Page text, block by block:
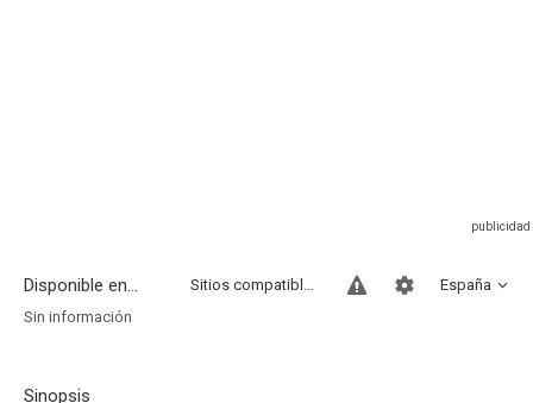
Disponible en... España
Sitios compatibles
Sin información
Sinopsis